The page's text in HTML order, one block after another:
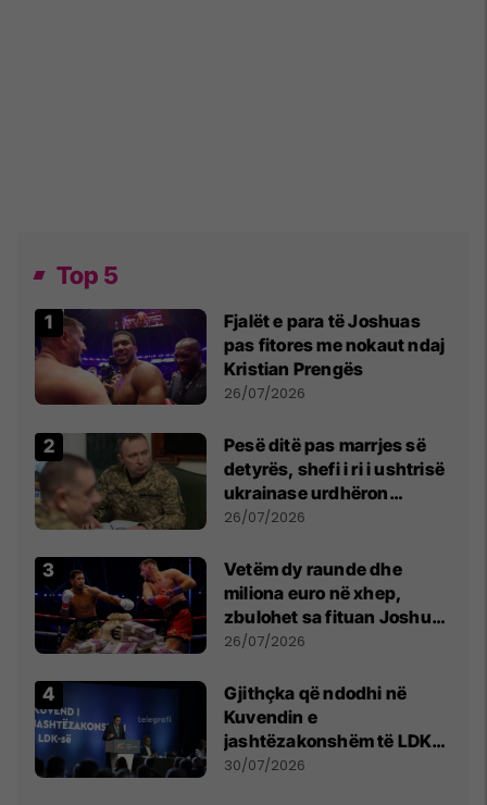
Top 5
Fjalët e para të Joshuas
pas fitores me nokaut ndaj
Kristian Prengës
26/07/2026
Pesë ditë pas marrjes së
detyrës, shefi i ri i ushtrisë
ukrainase urdhëron
kontroll të madh
26/07/2026
Vetëm dy raunde dhe
miliona euro në xhep,
zbulohet sa fituan Joshua
e Prenga
26/07/2026
Gjithçka që ndodhi në
Kuvendin e
jashtëzakonshëm të LDK-
së
30/07/2026